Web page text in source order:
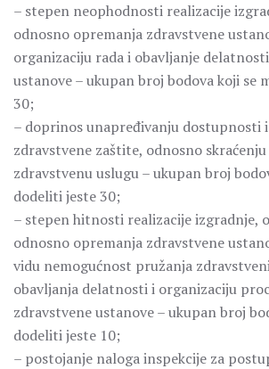
– stepen neophodnosti realizacije
odnosno opremanja zdravstvene
organizaciju rada i obavljanje
ustanove – ukupan broj bodova koji se
30;
– doprinos unapređivanju dostupnosti
zdravstvene zaštite, odnosno skraćenju
zdravstvenu uslugu – ukupan broj
dodeliti jeste 30;
– stepen hitnosti realizacije izgradnje,
odnosno opremanja zdravstvene
vidu nemogućnost pružanja
obavljanja delatnosti i organizaciju
zdravstvene ustanove – ukupan broj
dodeliti jeste 10;
– postojanje naloga inspekcije za